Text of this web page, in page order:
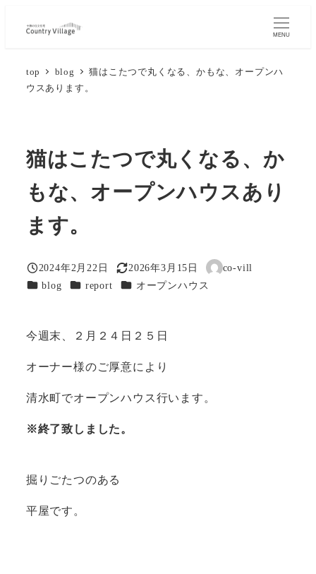
MENU
top blog
猫はこたつで丸くなる、かもな、オープンハ
ウスあります。
猫はこたつで丸くなる、か
もな、オープンハウスあり
ます。
投稿日
2024年2月22日
更新日
2026年3月15日
著
者
co-vill
カテゴリー
blog カテゴリー
report カテゴリー
オープンハウス
今週末、２月２４日２５日
オーナー様のご厚意により
清水町でオープンハウス行います。
※終了致しました。
掘りごたつのある
平屋です。